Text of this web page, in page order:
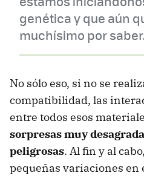
genética y que aún
muchísimo por saber.
No sólo eso, si no se
compatibilidad, las
entre todos esos
sorpresas muy
peligrosas. Al fin y al
pequeñas variaciones en